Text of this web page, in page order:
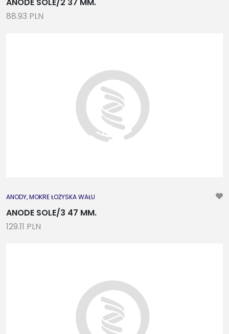
ANODE SOLE/2 37 MM.
88.93 PLN
ANODY, MOKRE ŁOŻYSKA WAŁU
ANODE SOLE/3 47 MM.
129.11 PLN